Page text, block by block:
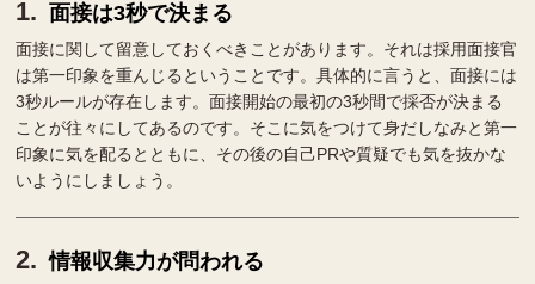
面接は3秒で決まる
面接に関して留意しておくべきことがあります。それは採用面接官
は第一印象を重んじるということです。具体的に言うと、面接には
3秒ルールが存在します。面接開始の最初の3秒間で採否が決まる
ことが往々にしてあるのです。そこに気をつけて身だしなみと第一
印象に気を配るとともに、その後の自己PRや質疑でも気を抜かな
いようにしましょう。
情報収集力が問われる